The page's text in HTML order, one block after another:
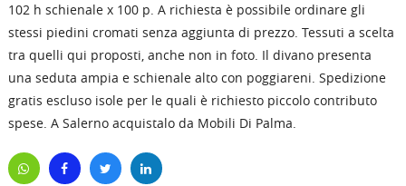
102 h schienale x 100 p. A richiesta è possibile ordinare gli
stessi piedini cromati senza aggiunta di prezzo. Tessuti a scelta
tra quelli qui proposti, anche non in foto. Il divano presenta
una seduta ampia e schienale alto con poggiareni. Spedizione
gratis escluso isole per le quali è richiesto piccolo contributo
spese. A Salerno acquistalo da Mobili Di Palma.